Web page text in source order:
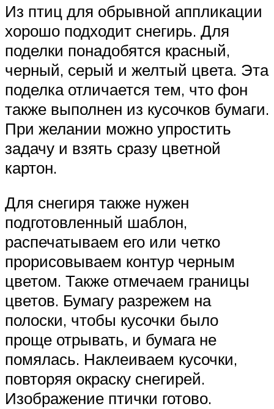
Из птиц для обрывной аппликации
хорошо подходит снегирь. Для
поделки понадобятся красный,
черный, серый и желтый цвета. Эта
поделка отличается тем, что фон
также выполнен из кусочков бумаги.
При желании можно упростить
задачу и взять сразу цветной
картон.
Для снегиря также нужен
подготовленный шаблон,
распечатываем его или четко
прорисовываем контур черным
цветом. Также отмечаем границы
цветов. Бумагу разрежем на
полоски, чтобы кусочки было
проще отрывать, и бумага не
помялась. Наклеиваем кусочки,
повторяя окраску снегирей.
Изображение птички готово.